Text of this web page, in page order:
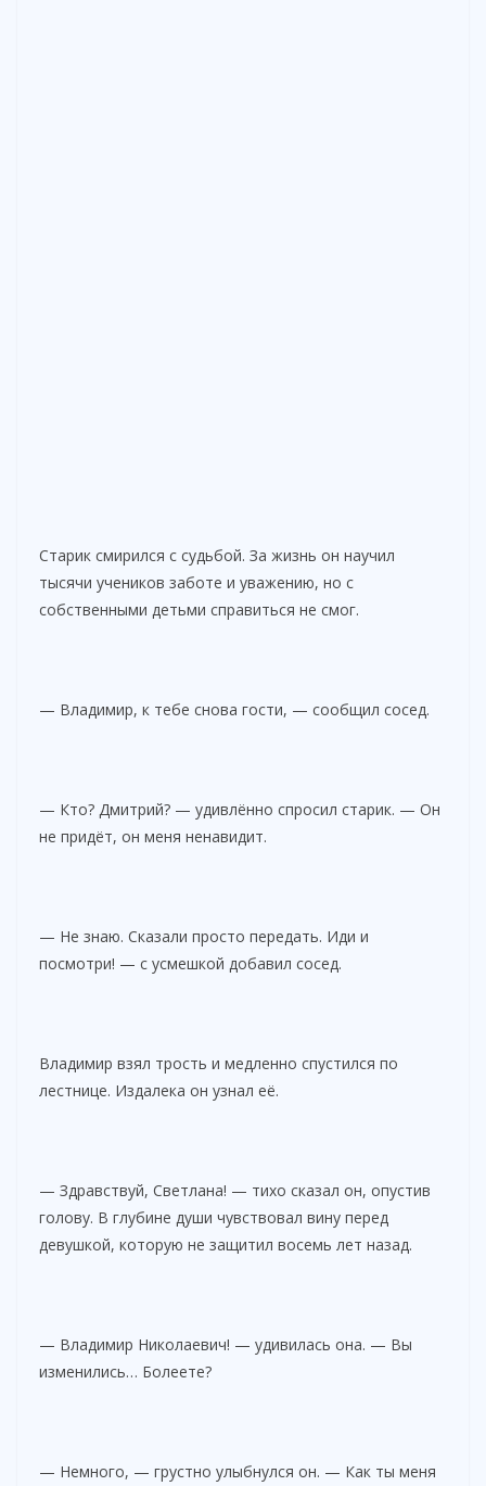
Старик смирился с судьбой. За жизнь он научил
тысячи учеников заботе и уважению, но с
собственными детьми справиться не смог.
— Владимир, к тебе снова гости, — сообщил сосед.
— Кто? Дмитрий? — удивлённо спросил старик. — Он
не придёт, он меня ненавидит.
— Не знаю. Сказали просто передать. Иди и
посмотри! — с усмешкой добавил сосед.
Владимир взял трость и медленно спустился по
лестнице. Издалека он узнал её.
— Здравствуй, Светлана! — тихо сказал он, опустив
голову. В глубине души чувствовал вину перед
девушкой, которую не защитил восемь лет назад.
— Владимир Николаевич! — удивилась она. — Вы
изменились… Болеете?
— Немного, — грустно улыбнулся он. — Как ты меня